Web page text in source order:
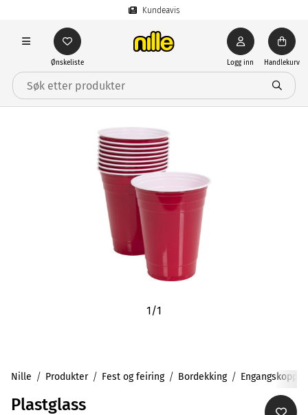
Kundeavis
Ønskeliste Logg inn Handlekurv
1/1
Nille Produkter Fest og feiring Bordekking Engangskopper
Plastglass